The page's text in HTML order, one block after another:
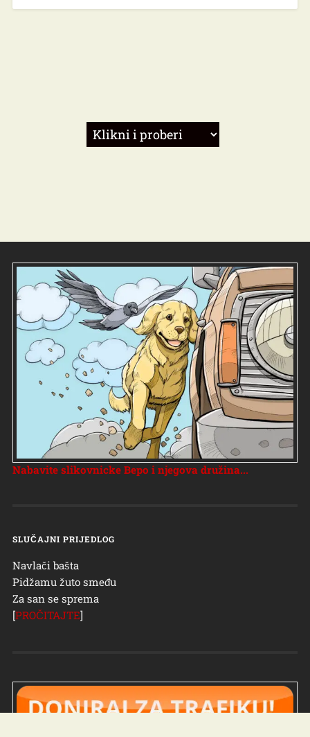
Nabavite slikovnicke Bepo i njegova družina...
SLUČAJNI PRIJEDLOG
Navlači bašta
Pidžamu žuto smeđu
Za san se sprema
[PROČITAJTE]